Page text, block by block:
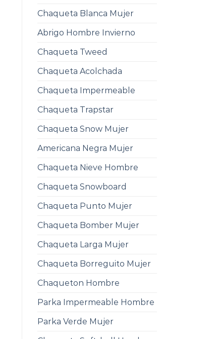
Chaqueta Blanca Mujer
Abrigo Hombre Invierno
Chaqueta Tweed
Chaqueta Acolchada
Chaqueta Impermeable
Chaqueta Trapstar
Chaqueta Snow Mujer
Americana Negra Mujer
Chaqueta Nieve Hombre
Chaqueta Snowboard
Chaqueta Punto Mujer
Chaqueta Bomber Mujer
Chaqueta Larga Mujer
Chaqueta Borreguito Mujer
Chaqueton Hombre
Parka Impermeable Hombre
Parka Verde Mujer